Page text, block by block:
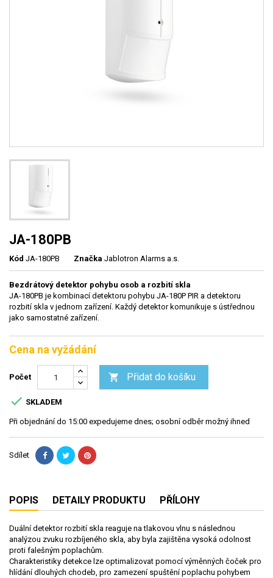
JA-180PB
Kód JA-180PB Značka Jablotron Alarms a.s.
Bezdrátový detektor pohybu osob a rozbití skla
JA-180PB je kombinací detektoru pohybu JA-180P PIR a detektoru
rozbití skla v jednom zařízení. Každý detektor komunikuje s ústřednou
jako samostatné zařízení.
Cena na vyžádání
Počet  Přidat do košíku
 SKLADEM
Při objednání do 15:00 expedujeme dnes; osobní odběr možný ihned
Sdílet
POPIS DETAILY PRODUKTU PŘÍLOHY
Duální detektor rozbití skla reaguje na tlakovou vlnu s následnou
analýzou zvuku rozbíjeného skla, aby byla zajištěna vysoká odolnost
proti falešným poplachům.
Charakteristiky detekce lze optimalizovat pomocí výměnných čoček pro
hlídání dlouhých chodeb, pro zamezení spuštění poplachu pohybem